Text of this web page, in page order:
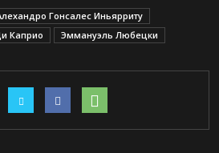
Гонсалес Иньярриту
Каприо Эммануэль Любецки